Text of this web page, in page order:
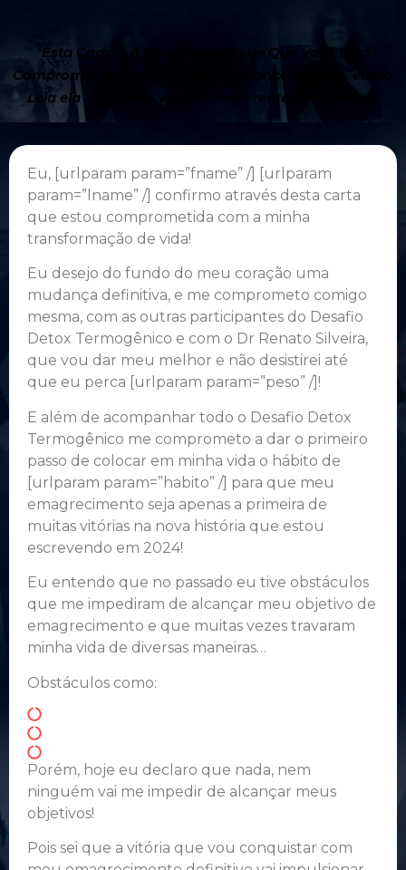
"Esta Carta é a Comprovação de Que Você Está
Comprometida com Sua Real Mudança de Vida, então
Leia ela Agora em Voz Alta em Frente Ao Espelho!"
Eu, [urlparam param=”fname” /] [urlparam
param=”lname” /] confirmo através desta carta
que estou comprometida com a minha
transformação de vida!
Eu desejo do fundo do meu coração uma
mudança definitiva, e me comprometo comigo
mesma, com as outras participantes do Desafio
Detox Termogênico e com o Dr Renato Silveira,
que vou dar meu melhor e não desistirei até
que eu perca [urlparam param=”peso” /]!
E além de acompanhar todo o Desafio Detox
Termogênico me comprometo a dar o primeiro
passo de colocar em minha vida o hábito de
[urlparam param=”habito” /] para que meu
emagrecimento seja apenas a primeira de
muitas vitórias na nova história que estou
escrevendo em 2024!
Eu entendo que no passado eu tive obstáculos
que me impediram de alcançar meu objetivo de
emagrecimento e que muitas vezes travaram
minha vida de diversas maneiras…
Obstáculos como:
Porém, hoje eu declaro que nada, nem
ninguém vai me impedir de alcançar meus
objetivos!
Pois sei que a vitória que vou conquistar com